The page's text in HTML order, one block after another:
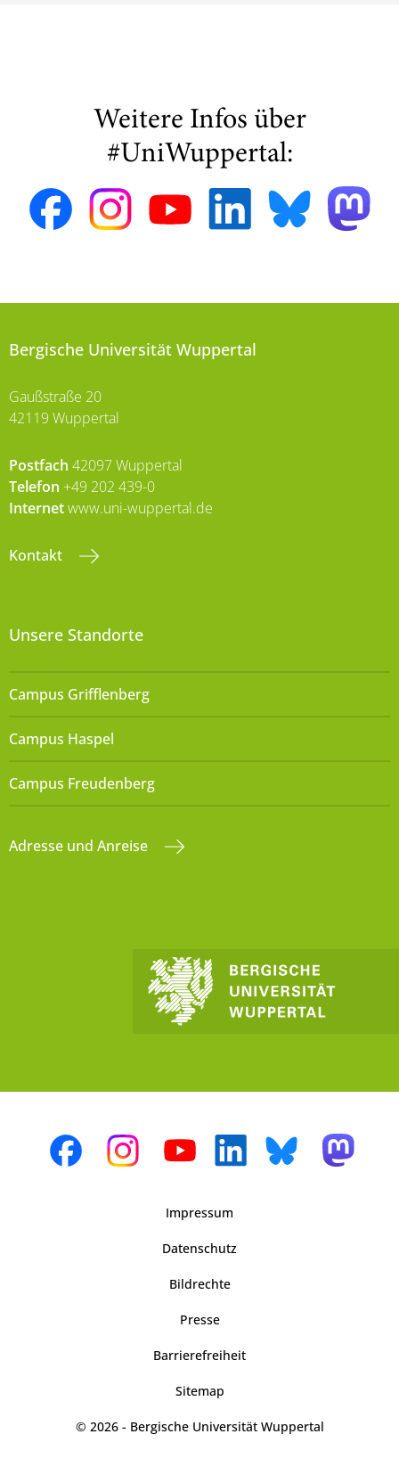
Weitere Infos über
#UniWuppertal:
Bergische Universität Wuppertal
Gaußstraße 20
42119 Wuppertal
Postfach 42097 Wuppertal
Telefon +49 202 439-0
Internetwww.uni-wuppertal.de
Kontakt
Unsere Standorte
Campus Grifflenberg
Campus Haspel
Campus Freudenberg
Adresse und Anreise
Impressum
Datenschutz
Bildrechte
Presse
Barrierefreiheit
Sitemap
© 2026 - Bergische Universität Wuppertal